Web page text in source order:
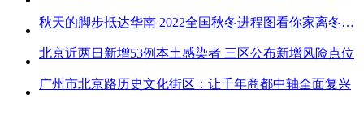
秋天的脚步抵达华南 2022全国秋冬进程图看你家离冬天有多远
北京近两日新增53例本土感染者 三区公布新增风险点位
广州市北京路历史文化街区：让千年商都中轴全面复兴